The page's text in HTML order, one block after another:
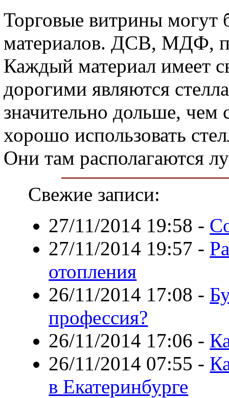
Торговые витрины могут
материалов. ДСВ, МДФ,
Каждый материал имеет
дорогими являются
значительно дольше,
хорошо использовать
Они там располагаются
Свежие записи:
27/11/2014 19:58 -
27/11/2014 19:57 -
отопления
26/11/2014 17:08 -
профессия?
26/11/2014 17:06 -
26/11/2014 07:55 -
в Екатеринбурге